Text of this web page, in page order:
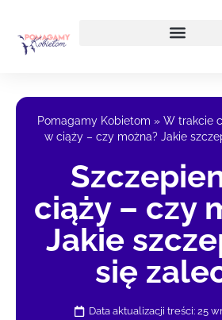
Pomagamy Kobietom » W trakcie
w ciąży – czy można? Jakie
ciąży – czy
Jakie
się
Data aktualizacji treści: 25